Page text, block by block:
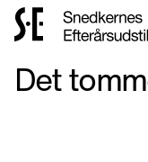
til
forsiden
Det